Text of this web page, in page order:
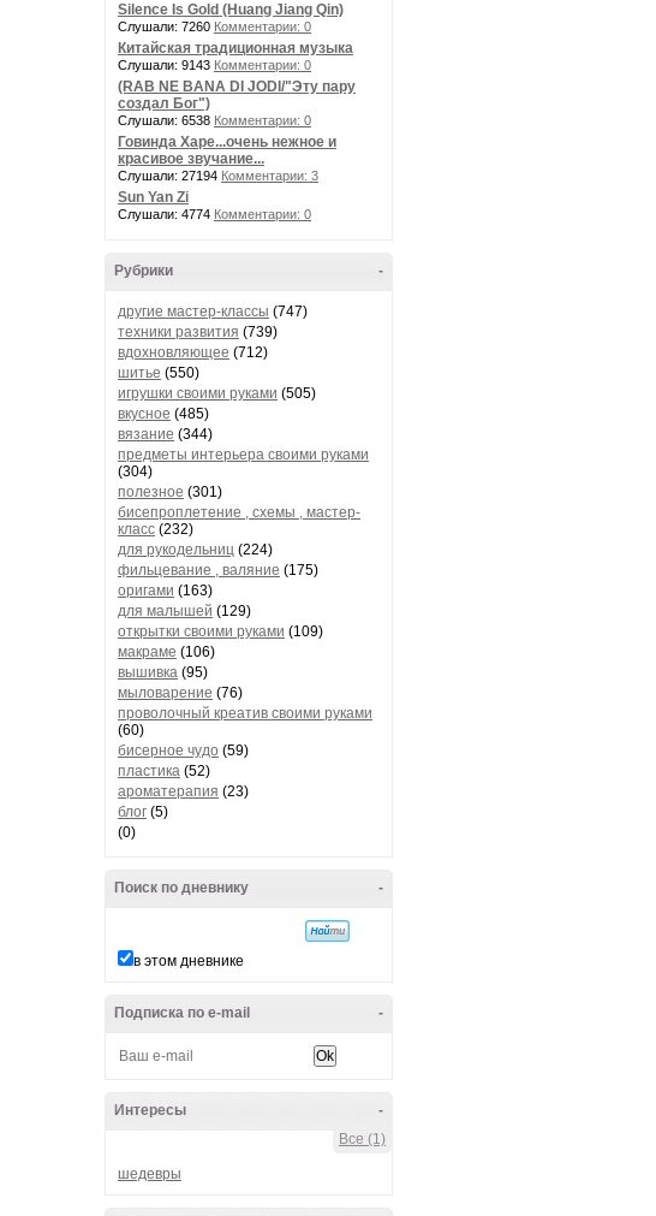
Silence Is Gold (Huang Jiang Qin)
Слушали: 7260 Комментарии: 0
Китайская традиционная музыка
Слушали: 9143 Комментарии: 0
(RAB NE BANA DI JODI/"Эту пару
создал Бог")
Слушали: 6538 Комментарии: 0
Говинда Харе...очень нежное и
красивое звучание...
Слушали: 27194 Комментарии: 3
Sun Yan Zi
Слушали: 4774 Комментарии: 0
-
Рубрики
другие мастер-классы (747)
техники развития (739)
вдохновляющее (712)
шитье (550)
игрушки своими руками (505)
вкусное (485)
вязание (344)
предметы интерьера своими руками
(304)
полезное (301)
бисепроплетение , схемы , мастер-
класс (232)
для рукодельниц (224)
фильцевание , валяние (175)
оригами (163)
для малышей (129)
открытки своими руками (109)
макраме (106)
вышивка (95)
мыловарение (76)
проволочный креатив своими руками
(60)
бисерное чудо (59)
пластика (52)
ароматерапия (23)
блог (5)
(0)
-
Поиск по дневнику
в этом дневнике
-
Подписка по e-mail
-
Интересы
Все (1)
шедевры